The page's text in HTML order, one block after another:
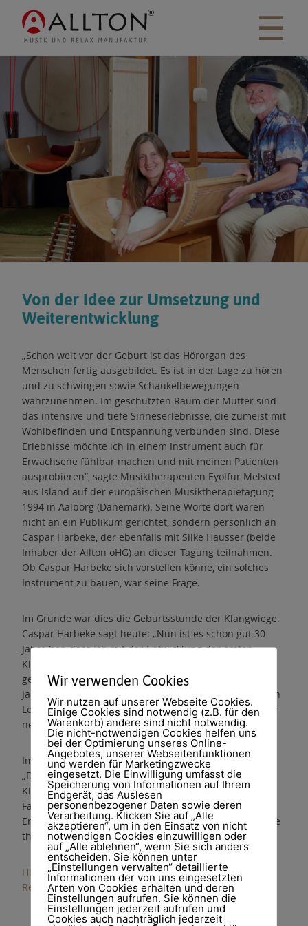
☰
Von der Idee zur Umsetzung und
Weiterentwicklung
„Schon weit vor der Geburt ist das Hörorgan des
Menschen fertig ausgebildet. Es ist in der Lage zu hören
und zu schwingen sowie Schaukelbewegungen
wahrzunehmen. Im geschützten Raum der Mutter sind
das intensive und tiefe Sinneserlebnisse, die zumeist mit
Wohlbefinden und Entspannung verbunden sind. Diese
Erlebnisse möchte ich in einem Instrument auch für
Erwachsene fühlbar machen und mit meinen Patienten
ausprobieren“, sagte Musiktherapeuten Eyolfur Melsted
aus Island auf der europäischen Musiktherapietagung
1994 in Aalborg (Dänemark). Seine Worte dort waren
nicht an ein Publikum gerichtet, sondern persönlich an
Caspar Harbeke, der ebenfalls mit Silke Hausser (beide
Inhaber der Allton oHG) an dieser Tagung teilnahmen.
Ob Caspar Harbeke sich vorstellen könne, ein solches
Instrument zu bauen, war seine Frage.
Im Grunde war dies die Geburtsstunde der Klangwiege.
Caspar Harbeke sagt heute: „Nun ist es schon gut 30
Jahre her, dass ich mit der Entwicklung der ersten
Klangwiege begonnen habe. Nie hätte ich damals
gedacht, dass dieses Instrument in den kommenden
Jahrzehnten einen so entscheidenden Einfluss auf mein
Leben und das gemeinsame Schaffen von Silke und mir
nehmen würde.“
Im Juli 2024 veröffentlichte die Gesundheitszeitschrift
„Dr. med. Mabuse“ unter dem Titel „Schwingen und
Klingen – Regenerieren durch Musikresonanz“ einen
Fachartikel über die Allton-Klangwiege. Über ihre
Entstehung, Weiterentwicklung, Einsatzgebiete und ihre
therapeutische Wirksamkeit.
Hier geht es zum Fachartikel „Schwingen und Klingen –
Regenerieren durch Musikresonanz“
Wir verwenden Cookies
Wir nutzen auf unserer Webseite Cookies.
Einige Cookies sind notwendig (z.B. für den
Warenkorb) andere sind nicht notwendig.
Die nicht-notwendigen Cookies helfen uns
bei der Optimierung unseres Online-
Angebotes, unserer Webseitenfunktionen
und werden für Marketingzwecke
eingesetzt. Die Einwilligung umfasst die
Speicherung von Informationen auf Ihrem
Endgerät, das Auslesen
personenbezogener Daten sowie deren
Verarbeitung. Klicken Sie auf „Alle
akzeptieren“, um in den Einsatz von nicht
notwendigen Cookies einzuwilligen oder
auf „Alle ablehnen“, wenn Sie sich anders
entscheiden. Sie können unter
„Einstellungen verwalten“ detaillierte
Informationen der von uns eingesetzten
Arten von Cookies erhalten und deren
Einstellungen aufrufen. Sie können die
Einstellungen jederzeit aufrufen und
Cookies auch nachträglich jederzeit